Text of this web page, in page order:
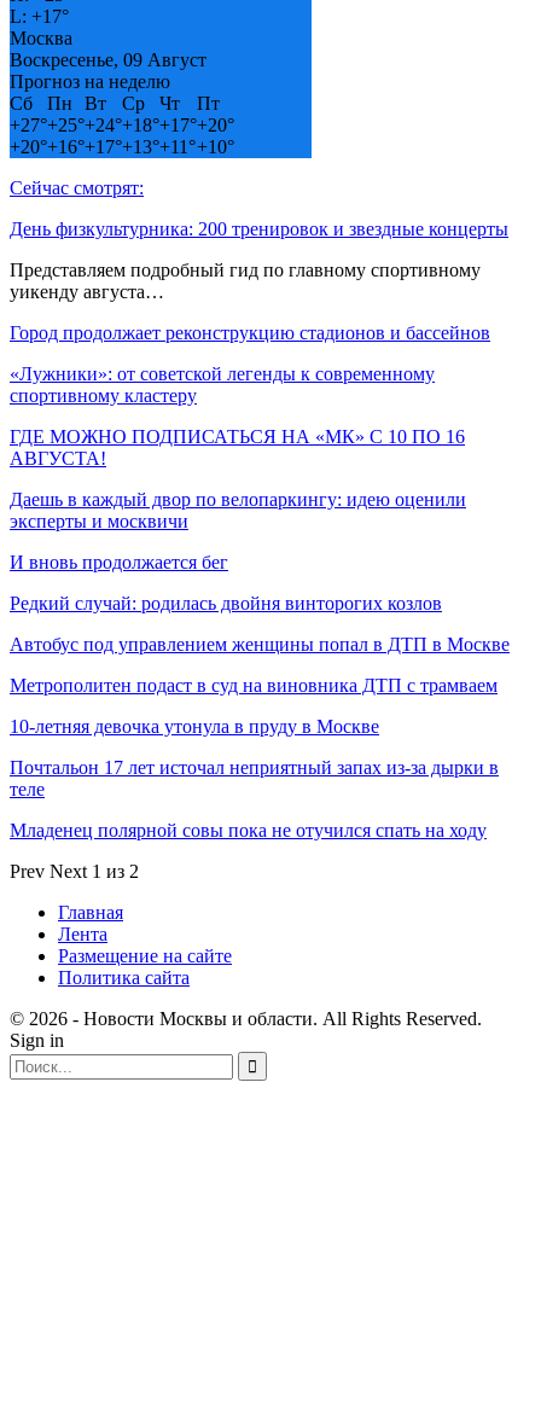
L: +17°
Москва
Воскресенье, 09 Август
Прогноз на неделю
Сб
Пн Вт Ср Чт
Пт
+27°+25°+24°+18°+17°+20°
+20°+16°+17°+13°+11°+10°
Сейчас смотрят:
День физкультурника: 200 тренировок и звездные концерты
Представляем подробный гид по главному спортивному
уикенду августа…
Город продолжает реконструкцию стадионов и бассейнов
«Лужники»: от советской легенды к современному
спортивному кластеру
ГДЕ МОЖНО ПОДПИСАТЬСЯ НА «МК» С 10 ПО 16
АВГУСТА!
Даешь в каждый двор по велопаркингу: идею оценили
эксперты и москвичи
И вновь продолжается бег
Редкий случай: родилась двойня винторогих козлов
Автобус под управлением женщины попал в ДТП в Москве
Метрополитен подаст в суд на виновника ДТП с трамваем
10-летняя девочка утонула в пруду в Москве
Почтальон 17 лет источал неприятный запах из-за дырки в
теле
Младенец полярной совы пока не отучился спать на ходу
Prev Next 1 из 2
Главная
Лента
Размещение на сайте
Политика сайта
© 2026 - Новости Москвы и области. All Rights Reserved.
Sign in